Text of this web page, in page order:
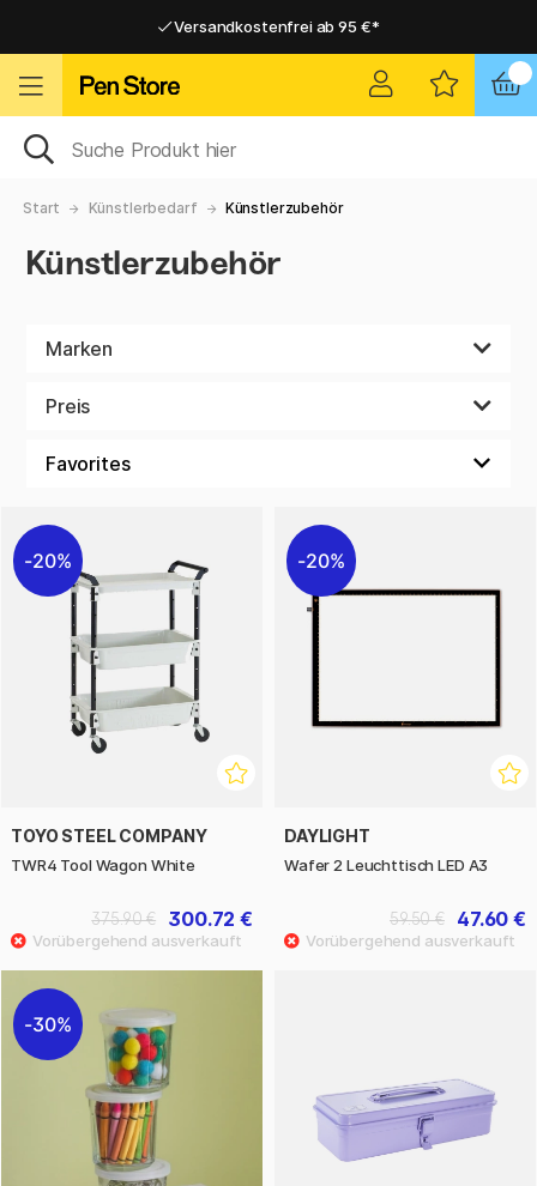
Versandkostenfrei ab 95 €*
Versandkostenfrei ab 95 €*
Start Künstlerbedarf Künstlerzubehör
Künstlerzubehör
Marken
Preis
20%
TOYO STEEL COMPANY
TWR4 Tool Wagon White
300.72 €
375.90 €
20%
DAYLIGHT
Wafer 2 Leuchttisch LED A3
47.60 €
59.50 €
30%